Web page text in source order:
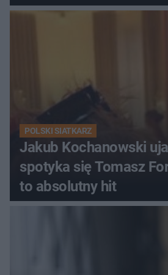
POLSKI SIATKARZ
Jakub Kochanowski
spotyka się Tomasz
to absolutny hit